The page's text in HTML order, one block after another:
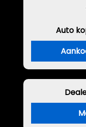
Auto